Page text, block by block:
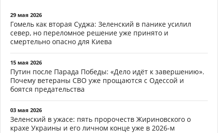
29 мая 2026
Гомель как вторая Суджа: Зеленский в панике усилил
север, но переломное решение уже принято и
смертельно опасно для Киева
15 мая 2026
Путин после Парада Победы: «Дело идёт к завершению».
Почему ветераны СВО уже прощаются с Одессой и
боятся предательства
03 мая 2026
Зеленский в ужасе: пять пророчеств Жириновского о
крахе Украины и его личном конце уже в 2026-м